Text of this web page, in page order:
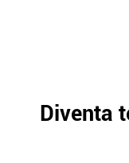
Diventa